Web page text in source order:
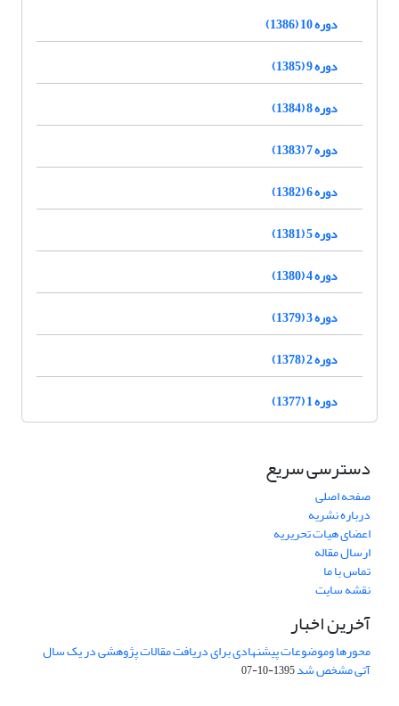
دوره 10 (1386)
دوره 9 (1385)
دوره 8 (1384)
دوره 7 (1383)
دوره 6 (1382)
دوره 5 (1381)
دوره 4 (1380)
دوره 3 (1379)
دوره 2 (1378)
دوره 1 (1377)
دسترسی سریع
صفحه اصلی
درباره نشریه
اعضای هیات تحریریه
ارسال مقاله
تماس با ما
نقشه سایت
آخرین اخبار
محورها وموضوعات پیشنهادی برای دریافت مقالات پژوهشی در یک سال
آتی مشخص شد1395-10-07